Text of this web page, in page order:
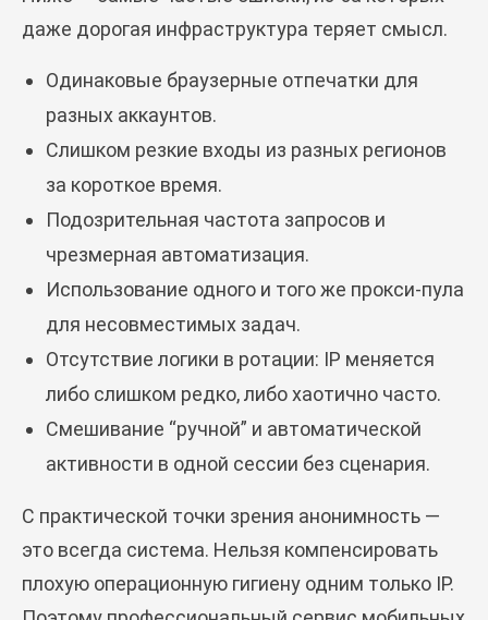
даже дорогая инфраструктура теряет смысл.
Одинаковые браузерные отпечатки для
разных аккаунтов.
Слишком резкие входы из разных регионов
за короткое время.
Подозрительная частота запросов и
чрезмерная автоматизация.
Использование одного и того же прокси-пула
для несовместимых задач.
Отсутствие логики в ротации: IP меняется
либо слишком редко, либо хаотично часто.
Смешивание “ручной” и автоматической
активности в одной сессии без сценария.
С практической точки зрения анонимность —
это всегда система. Нельзя компенсировать
плохую операционную гигиену одним только IP.